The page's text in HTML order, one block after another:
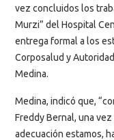
vez concluidos los
Murzi” del Hospital
entrega formal a los
Corposalud y
Medina.
Medina, indicó que,
Freddy Bernal, una
adecuación estamos,